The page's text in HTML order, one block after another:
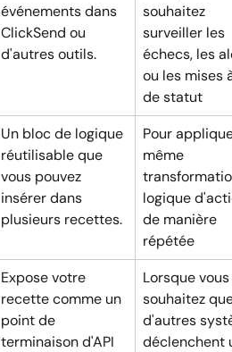
événements dans
ClickSend ou
d'autres outils.
souhaitez
surveiller les
échecs, les
ou les mises
de statut
Un bloc de logique
réutilisable que
vous pouvez
insérer dans
plusieurs recettes.
Pour
même
logique
de manière
répétée
Expose votre
recette comme un
point de
terminaison d'API
Lorsque vous
souhaitez
d'autres
déclenchent